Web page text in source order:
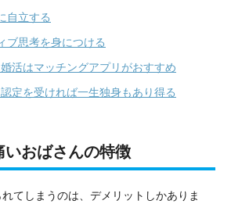
自立する
ブ思考を身につける
活はマッチングアプリがおすすめ
定を受ければ一生独身もあり得る
いおばさんの特徴
てしまうのは、デメリットしかありま